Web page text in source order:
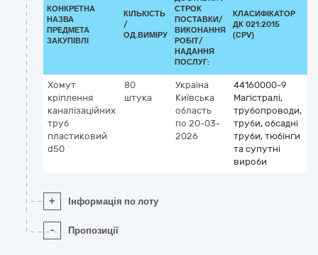
КОНКРЕТНА
НАЗВА
ПРЕДМЕТА
ЗАКУПІВЛІ
КІЛЬКІСТЬ
/
ОД.ВИМІРУ
СТРОК
ПОСТАВКИ/
ВИКОНАННЯ
РОБІТ/
НАДАННЯ
ПОСЛУГ:
КЛАСИФІКАТОР
ДК 021:2015
(CPV)
Хомут
кріплення
каналізаційних
труб
пластиковий
d50
80
штука
Україна
Київська
область
по 20-03-
2026
44160000-9
Магістралі,
трубопроводи,
труби, обсадні
труби, тюбінги
та супутні
вироби
+ Інформація по лоту
- Пропозиції